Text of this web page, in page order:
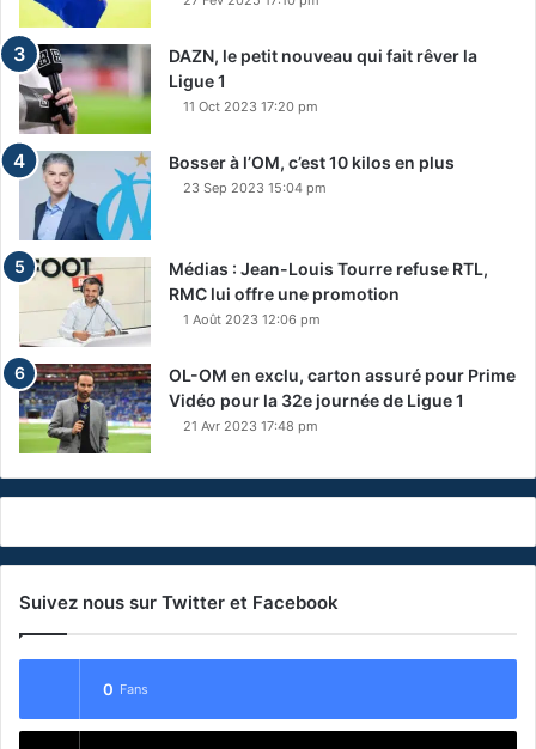
DAZN, le petit nouveau qui fait rêver la
Ligue 1
11 Oct 2023 17:20 pm
Bosser à l’OM, c’est 10 kilos en plus
23 Sep 2023 15:04 pm
Médias : Jean-Louis Tourre refuse RTL,
RMC lui offre une promotion
1 Août 2023 12:06 pm
OL-OM en exclu, carton assuré pour Prime
Vidéo pour la 32e journée de Ligue 1
21 Avr 2023 17:48 pm
Suivez nous sur Twitter et Facebook
0 Fans